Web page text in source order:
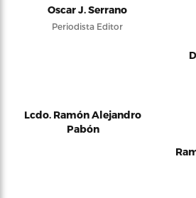
Oscar J. Serrano
Periodista Editor
Lcdo. Ramón Alejandro
Pabón